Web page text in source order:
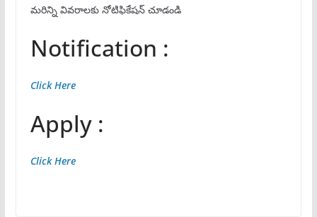
మరిన్ని వివరాలకు నోటిఫికేషన్ చూడండి
Notification :
Click Here
Apply :
Click Here